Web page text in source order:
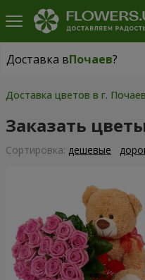
Доставка вПочаев?
Доставка вПочаев|
Доставка цветов в г. Почаев
Заказать
Cортировка: дешевые